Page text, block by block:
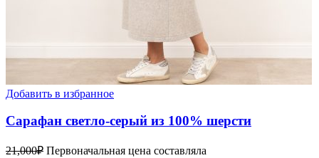
Добавить в избранное
Сарафан светло-серый из 100% шерсти
21,000₽ Первоначальная цена составляла